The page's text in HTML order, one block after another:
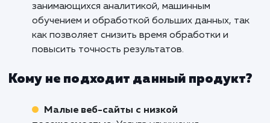
E-commerce и интернет-магазины:
улучшения производительности базы
MySQL является критически важной для e-
надежная работа базы данных имеет прямое
Оптимизация запросов, кэширование